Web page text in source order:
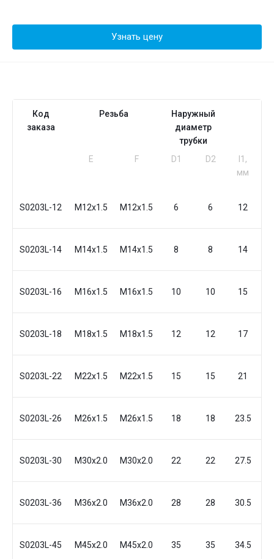
Узнать цену
Код
заказа
Резьба
Наружный
диаметр
трубки
Е
F D1 D2
I1,
мм
S0203L-12 M12x1.5 M12x1.5 6 6 12
S0203L-14 M14x1.5 M14x1.5 8 8 14
S0203L-16 M16x1.5 M16x1.5 10 10 15
S0203L-18 M18x1.5 M18x1.5 12 12 17
S0203L-22 M22x1.5 M22x1.5 15 15 21
S0203L-26 M26x1.5 M26x1.5 18 18 23.5
S0203L-30 M30x2.0 M30x2.0 22 22 27.5
S0203L-36 M36x2.0 M36x2.0 28 28 30.5
S0203L-45 M45x2.0 M45x2.0 35 35 34.5